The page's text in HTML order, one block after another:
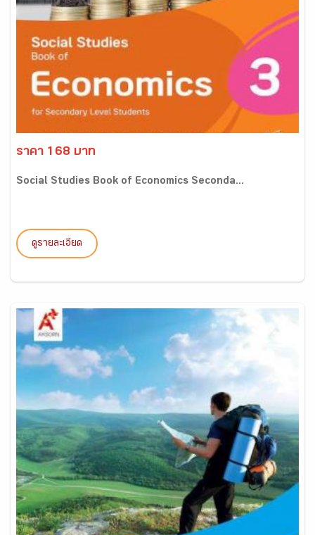
ราคา 168 บาท
Social Studies Book of Economics Seconda...
ดูรายละเอียด